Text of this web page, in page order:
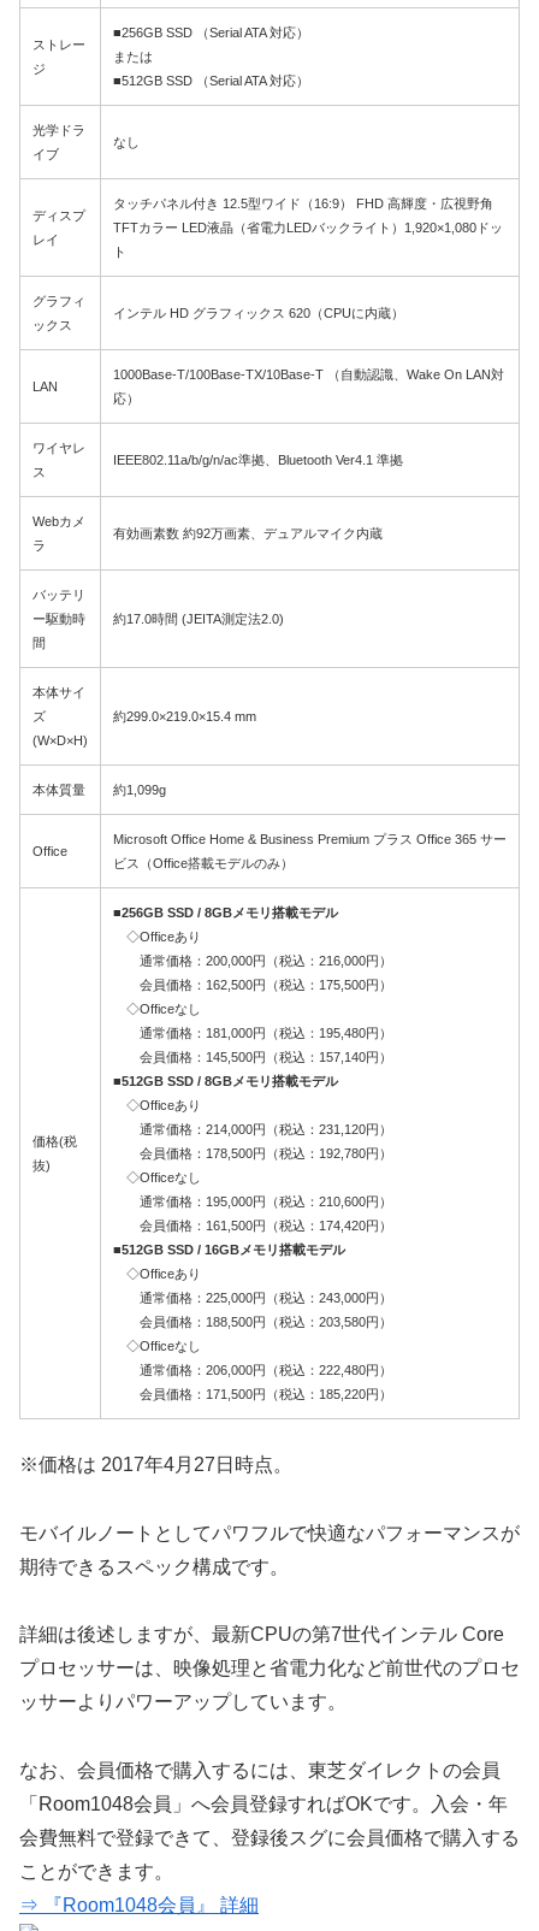
ストレー
ジ
■256GB SSD （Serial ATA 対応）
または
■512GB SSD （Serial ATA 対応）
光学ドラ
イブ
なし
ディスプ
レイ
タッチパネル付き 12.5型ワイド（16:9） FHD 高輝度・広視野角
TFTカラー LED液晶（省電力LEDバックライト）1,920×1,080ドッ
ト
グラフィ
ックス
インテル HD グラフィックス 620（CPUに内蔵）
LAN
1000Base-T/100Base-TX/10Base-T （自動認識、Wake On LAN対
応）
ワイヤレ
ス
IEEE802.11a/b/g/n/ac準拠、Bluetooth Ver4.1 準拠
Webカメ
ラ
有効画素数 約92万画素、デュアルマイク内蔵
バッテリ
ー駆動時
間
約17.0時間 (JEITA測定法2.0)
本体サイ
ズ
(W×D×H)
約299.0×219.0×15.4 mm
本体質量 約1,099g
Office
Microsoft Office Home & Business Premium プラス Office 365 サー
ビス（Office搭載モデルのみ）
価格(税
抜)
■256GB SSD / 8GBメモリ搭載モデル
◇Officeあり
通常価格：200,000円（税込：216,000円）
会員価格：162,500円（税込：175,500円）
◇Officeなし
通常価格：181,000円（税込：195,480円）
会員価格：145,500円（税込：157,140円）
■512GB SSD / 8GBメモリ搭載モデル
◇Officeあり
通常価格：214,000円（税込：231,120円）
会員価格：178,500円（税込：192,780円）
◇Officeなし
通常価格：195,000円（税込：210,600円）
会員価格：161,500円（税込：174,420円）
■512GB SSD / 16GBメモリ搭載モデル
◇Officeあり
通常価格：225,000円（税込：243,000円）
会員価格：188,500円（税込：203,580円）
◇Officeなし
通常価格：206,000円（税込：222,480円）
会員価格：171,500円（税込：185,220円）
※価格は 2017年4月27日時点。
モバイルノートとしてパワフルで快適なパフォーマンスが
期待できるスペック構成です。
詳細は後述しますが、最新CPUの第7世代インテル Core
プロセッサーは、映像処理と省電力化など前世代のプロセ
ッサーよりパワーアップしています。
なお、会員価格で購入するには、東芝ダイレクトの会員
「Room1048会員」へ会員登録すればOKです。入会・年
会費無料で登録できて、登録後スグに会員価格で購入する
ことができます。
⇒ 『Room1048会員』 詳細